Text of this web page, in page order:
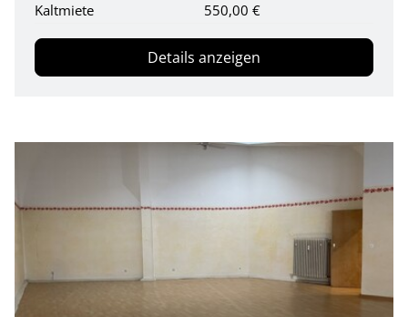
Kaltmiete
550,00 €
Details anzeigen